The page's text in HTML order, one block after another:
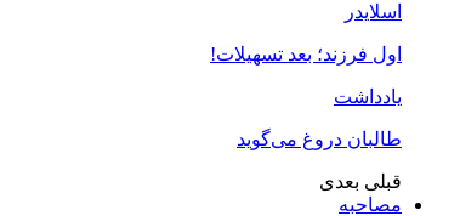
اسلایدر
اول فرزند؛ بعد تسهیلات!
یادداشت
طالبان دروغ می‌گوید
قبلی بعدی
مصاحبه